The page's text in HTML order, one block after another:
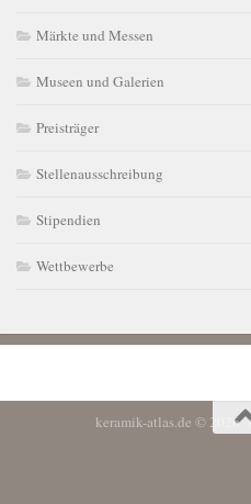
Märkte und Messen
Museen und Galerien
Preisträger
Stellenausschreibung
Stipendien
Wettbewerbe
keramik-atlas.de © 2026.